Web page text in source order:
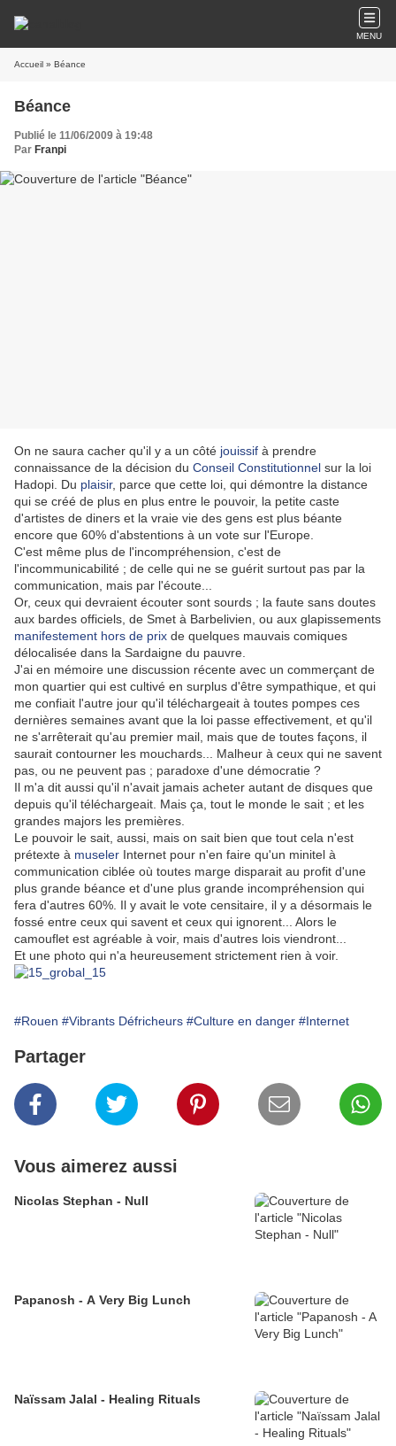
MENU
Accueil » Béance
Béance
Publié le 11/06/2009 à 19:48
Par Franpi
On ne saura cacher qu'il y a un côté jouissif à prendre
connaissance de la décision du Conseil Constitutionnel sur la loi
Hadopi. Du plaisir, parce que cette loi, qui démontre la distance
qui se créé de plus en plus entre le pouvoir, la petite caste
d'artistes de diners et la vraie vie des gens est plus béante
encore que 60% d'abstentions à un vote sur l'Europe.
C'est même plus de l'incompréhension, c'est de
l'incommunicabilité ; de celle qui ne se guérit surtout pas par la
communication, mais par l'écoute...
Or, ceux qui devraient écouter sont sourds ; la faute sans doutes
aux bardes officiels, de Smet à Barbelivien, ou aux glapissements
manifestement hors de prix de quelques mauvais comiques
délocalisée dans la Sardaigne du pauvre.
J'ai en mémoire une discussion récente avec un commerçant de
mon quartier qui est cultivé en surplus d'être sympathique, et qui
me confiait l'autre jour qu'il téléchargeait à toutes pompes ces
dernières semaines avant que la loi passe effectivement, et qu'il
ne s'arrêterait qu'au premier mail, mais que de toutes façons, il
saurait contourner les mouchards... Malheur à ceux qui ne savent
pas, ou ne peuvent pas ; paradoxe d'une démocratie ?
Il m'a dit aussi qu'il n'avait jamais acheter autant de disques que
depuis qu'il téléchargeait. Mais ça, tout le monde le sait ; et les
grandes majors les premières.
Le pouvoir le sait, aussi, mais on sait bien que tout cela n'est
prétexte à museler Internet pour n'en faire qu'un minitel à
communication ciblée où toutes marge disparait au profit d'une
plus grande béance et d'une plus grande incompréhension qui
fera d'autres 60%. Il y avait le vote censitaire, il y a désormais le
fossé entre ceux qui savent et ceux qui ignorent... Alors le
camouflet est agréable à voir, mais d'autres lois viendront...
Et une photo qui n'a heureusement strictement rien à voir.
#Rouen #Vibrants Défricheurs #Culture en danger #Internet
Partager
Vous aimerez aussi
Nicolas Stephan - Null
Papanosh - A Very Big Lunch
Naïssam Jalal - Healing Rituals